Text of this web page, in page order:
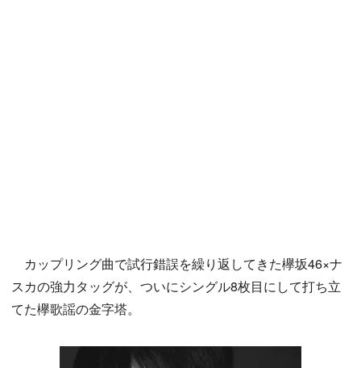
カップリング曲で試行錯誤を繰り返してきた欅坂46×ナ
スカの強力タッグが、ついにシングル8枚目にして打ち立
てた欅歌謡の金字塔。